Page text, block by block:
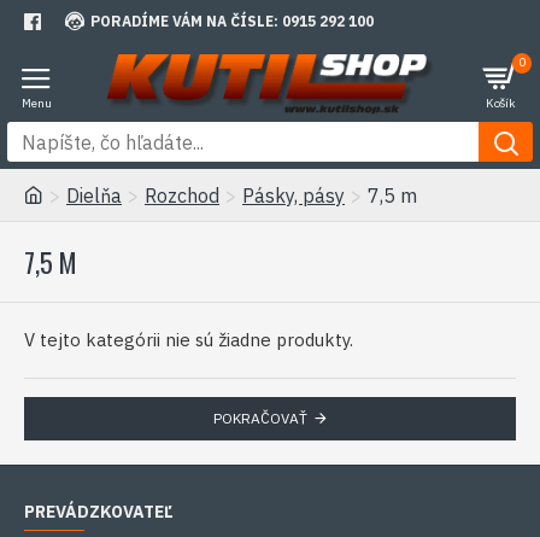
PORADÍME VÁM NA ČÍSLE: 0915 292 100
0
Dielňa Rozchod Pásky, pásy 7,5 m
7,5 M
V tejto kategórii nie sú žiadne produkty.
POKRAČOVAŤ
PREVÁDZKOVATEĽ